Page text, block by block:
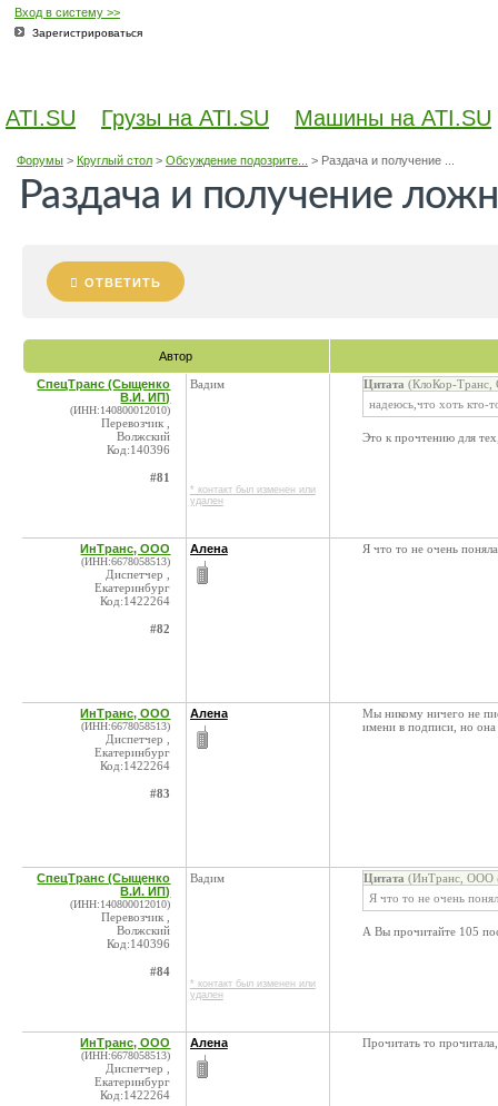
Вход в систему >>
Зарегистрироваться
ATI.SU Грузы на ATI.SU Машины на ATI.SU
Форумы> Круглый стол> Обсуждение подозрите... > Раздача и получение ...
Раздача и получение
ОТВЕТИТЬ
Автор
СпецТранс (Сыщенко
В.И. ИП)
(ИНН:140800012010)
Перевозчик ,
Волжский
Код:140396
#81
Вадим
* контакт был изменен или
удален
Цитата (КлоКор-
надеюсь,что хоть кто-
Это к прочтению для
ИнТранс, ООО
(ИНН:6678058513)
Диспетчер ,
Екатеринбург
Код:1422264
#82
Алена Я что то не очень
ИнТранс, ООО
(ИНН:6678058513)
Диспетчер ,
Екатеринбург
Код:1422264
#83
Алена
Мы никому ничего не
имени в подписи, но она
СпецТранс (Сыщенко
В.И. ИП)
(ИНН:140800012010)
Перевозчик ,
Волжский
Код:140396
#84
Вадим
* контакт был изменен или
удален
Цитата (ИнТранс, ООО
Я что то не очень
А Вы прочитайте 105
ИнТранс, ООО
(ИНН:6678058513)
Диспетчер ,
Екатеринбург
Код:1422264
Алена Прочитать то